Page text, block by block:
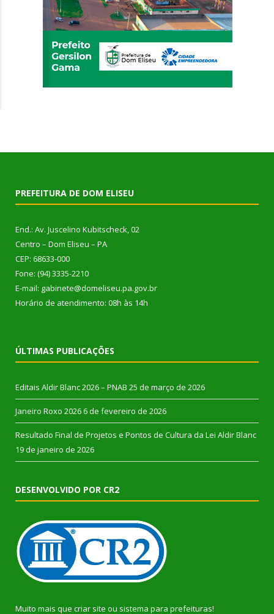
PREFEITURA DE DOM ELISEU
End.: Av. Juscelino Kubitscheck, 02
Centro – Dom Eliseu – PA
CEP: 68633-000
Fone: (94) 3335-2210
E-mail: gabinete@domeliseu.pa.gov.br
Horário de atendimento: 08h às 14h
ÚLTIMAS PUBLICAÇÕES
Editais Aldir Blanc 2026 – PNAB 25 de março de 2026
Janeiro Roxo 2026 6 de fevereiro de 2026
Resultado Final de Projetos e Pontos de Cultura da Lei Aldir Blanc
19 de janeiro de 2026
DESENVOLVIDO POR CR2
Muito mais que criar site ou sistema para prefeituras!